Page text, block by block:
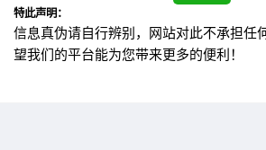
特此声明：
信息真伪请自行辨别，网站对此不承担任
望我们的平台能为您带来更多的便利！